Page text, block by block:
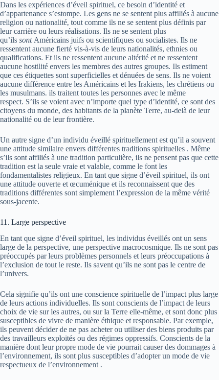
Dans les expériences d’éveil spirituel, ce besoin d’identité et
d’appartenance s’estompe. Les gens ne se sentent plus affiliés à aucune
religion ou nationalité, tout comme ils ne se sentent plus définis par
leur carrière ou leurs réalisations. Ils ne se sentent plus
qu’ils sontAméricains juifs ou scientifiques ou socialistes. Ils ne
ressentent aucune fierté vis-à-vis de leurs nationalités, ethnies ou
qualifications. Et ils ne ressentent aucune altérité et ne ressentent
aucune hostilité envers les membres des autres groupes. Ils estiment
que ces étiquettes sont superficielles et dénuées de sens. Ils ne voient
aucune différence entre les Américains et les Irakiens, les chrétiens ou
les musulmans. ils traitent toutes les personnes avec le même
respect. S’ils se voient avec n’importe quel type d’identité, ce sont des
citoyens du monde, des habitants de la planète Terre, au-delà de leur
nationalité ou de leur frontière.
Un autre signe d’un individu éveillé spirituellement est qu’il a souvent
une attitude similaire envers différentes traditions spirituelles . Même
s’ils sont affiliés à une tradition particulière, ils ne pensent pas que cette
tradition est la seule vraie et valable, comme le font les
fondamentalistes religieux. En tant que signe d’éveil spirituel, ils ont
une attitude ouverte et œcuménique et ils reconnaissent que des
traditions différentes sont simplement l’expression de la même vérité
sous-jacente.
11. Large perspective
En tant que signe d’éveil spirituel, les individus éveillés ont un sens
large de la perspective, une perspective macrocosmique. Ils ne sont pas
préoccupés par leurs problèmes personnels et leurs préoccupations à
l’exclusion de tout le reste. Ils savent qu’ils ne sont pas le centre de
l’univers.
Cela signifie qu’ils ont une conscience spirituelle de l’impact plus large
de leurs actions individuelles. Ils sont conscients de l’impact de leurs
choix de vie sur les autres, ou sur la Terre elle-même, et sont donc plus
susceptibles de vivre de manière éthique et responsable. Par exemple,
ils peuvent décider de ne pas acheter ou utiliser des biens produits par
des travailleurs exploités ou des régimes oppressifs. Conscients de la
manière dont leur propre mode de vie pourrait causer des dommages à
l’environnement, ils sont plus susceptibles d’adopter un mode de vie
respectueux de l’environnement .